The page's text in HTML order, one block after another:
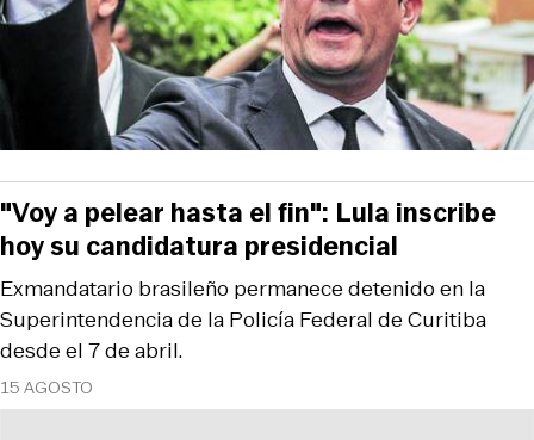
15 AGOSTO
Exmandatario brasileño permanece detenido en la
Superintendencia de la Policía Federal de Curitiba
desde el 7 de abril.
"Voy a pelear hasta el fin": Lula inscribe
hoy su candidatura presidencial